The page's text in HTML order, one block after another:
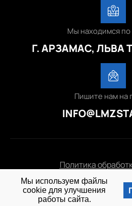
Г. АРЗАМАС, ЛЬВА
Мы находимся по
Пишите нам на
Политика
© 2025
Мы используем файлы
cookie для улучшения
работы сайта.